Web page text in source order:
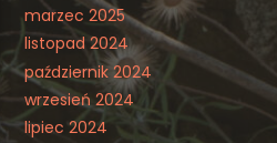
marzec 2025
listopad 2024
październik 2024
wrzesień 2024
lipiec 2024